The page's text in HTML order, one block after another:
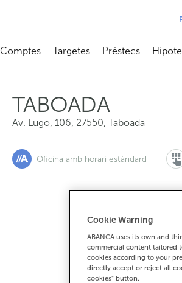
Comptes
Abrir submenú
Targetes
Abrir submenú
Préstecs
Abrir
TABOADA
Av. Lugo, 106, 27550, Taboada
Oficina amb horari estàndard
Si vols
900
Cookie Warning
ABANCA uses its own and
commercial content tailored
cookies according to your
directly accept or reject all
cookies" button.